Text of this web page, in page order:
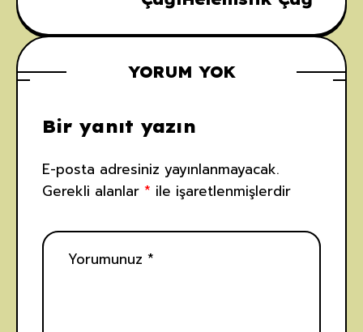
YORUM YOK
Bir yanıt yazın
E-posta adresiniz yayınlanmayacak.
Gerekli alanlar * ile işaretlenmişlerdir